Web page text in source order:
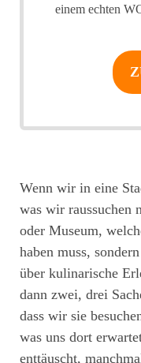
einem echten
Wenn wir in eine
was wir raussuchen
oder Museum,
haben muss,
über kulinarische
dann zwei, drei
dass wir sie
was uns dort
enttäuscht,